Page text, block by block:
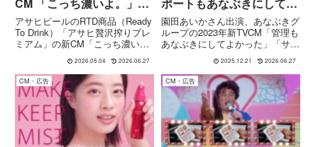
CM 「こっち濃いよ。」篇
｜果実の濃さを直球で伝え
る
アサヒビールのRTD商品（Ready
To Drink）「アサヒ贅沢搾りプレ
ミアム」の新CM「こっち濃い
プルかつ印象的なコピーで表現し
た作品です。出演には声優の榎木
淳弥さんが起用されており、落ち
着いた語り口で商...
2026.05.04 2026.06.27
ポートもあなぶきにしてよ
かった」篇
園田あいかさん出演、あなぶきグ
ループの2023年新TVCM「管理も
あなぶきにしてよかった」「サポ
2025.12.21 2026.06.27
CM・広告 CM・広告